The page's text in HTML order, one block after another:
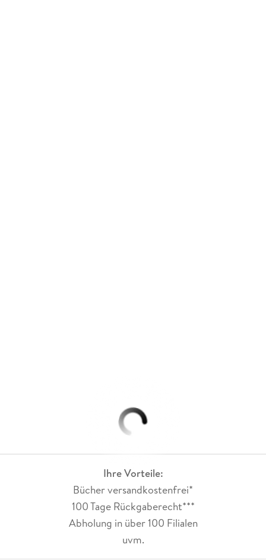
Ihre Vorteile:
Bücher versandkostenfrei*
100 Tage Rückgaberecht***
Abholung in über 100 Filialen
uvm.